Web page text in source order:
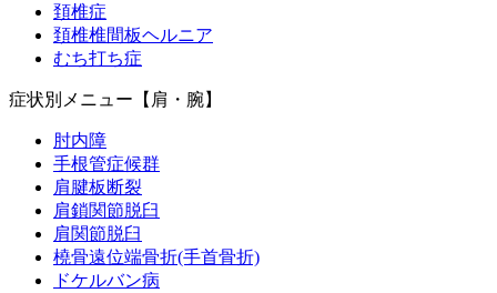
頚椎症
頚椎椎間板ヘルニア
むち打ち症
症状別メニュー【肩・腕】
肘内障
手根管症候群
肩腱板断裂
肩鎖関節脱臼
肩関節脱臼
橈骨遠位端骨折(手首骨折)
ドケルバン病